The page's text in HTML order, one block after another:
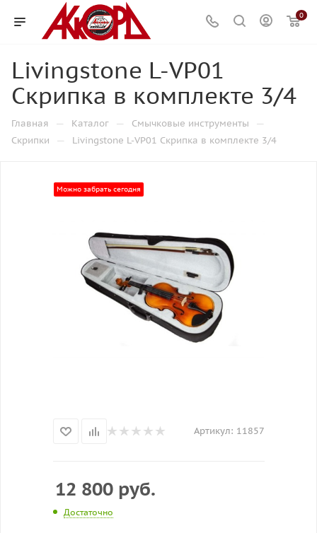
0
Livingstone L-VP01
Скрипка в комплекте 3/4
Главная — Каталог — Смычковые инструменты —
Скрипки — Livingstone L-VP01 Скрипка в комплекте 3/4
Можно забрать сегодня
Артикул: 11857
12 800руб.
Достаточно